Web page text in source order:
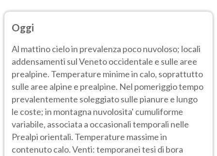
Oggi
Al mattino cielo in prevalenza poco nuvoloso; locali
addensamenti sul Veneto occidentale e sulle aree
prealpine. Temperature minime in calo, soprattutto
sulle aree alpine e prealpine. Nel pomeriggio tempo
prevalentemente soleggiato sulle pianure e lungo
le coste; in montagna nuvolosita' cumuliforme
variabile, associata a occasionali temporali nelle
Prealpi orientali. Temperature massime in
contenuto calo. Venti: temporanei tesi di bora